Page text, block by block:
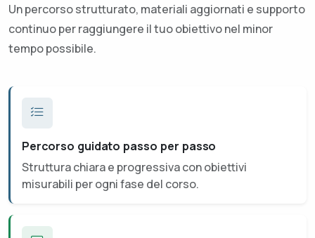
Un percorso strutturato, materiali aggiornati e supporto
continuo per raggiungere il tuo obiettivo nel minor
tempo possibile.
Percorso guidato passo per passo
Struttura chiara e progressiva con obiettivi
misurabili per ogni fase del corso.